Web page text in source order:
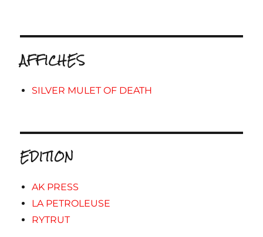
AFFICHES
SILVER MULET OF DEATH
EDITION
AK PRESS
LA PETROLEUSE
RYTRUT